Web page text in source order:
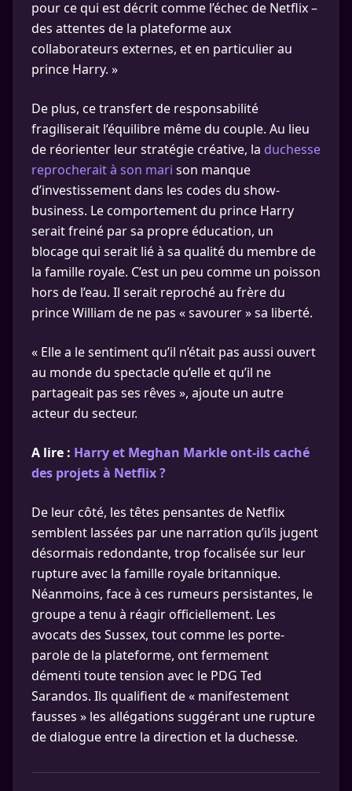
pour ce qui est décrit comme l’échec de Netflix –
des attentes de la plateforme aux
collaborateurs externes, et en particulier au
prince Harry. »
De plus, ce transfert de responsabilité
fragiliserait l’équilibre même du couple. Au lieu
de réorienter leur stratégie créative, la duchesse
reprocherait à son mari son manque
d’investissement dans les codes du show-
business. Le comportement du prince Harry
serait freiné par sa propre éducation, un
blocage qui serait lié à sa qualité du membre de
la famille royale. C’est un peu comme un poisson
hors de l’eau. Il serait reproché au frère du
prince William de ne pas « savourer » sa liberté.
« Elle a le sentiment qu’il n’était pas aussi ouvert
au monde du spectacle qu’elle et qu’il ne
partageait pas ses rêves », ajoute un autre
acteur du secteur.
A lire : Harry et Meghan Markle ont-ils caché
des projets à Netflix ?
De leur côté, les têtes pensantes de Netflix
semblent lassées par une narration qu’ils jugent
désormais redondante, trop focalisée sur leur
rupture avec la famille royale britannique.
Néanmoins, face à ces rumeurs persistantes, le
groupe a tenu à réagir officiellement. Les
avocats des Sussex, tout comme les porte-
parole de la plateforme, ont fermement
démenti toute tension avec le PDG Ted
Sarandos. Ils qualifient de « manifestement
fausses » les allégations suggérant une rupture
de dialogue entre la direction et la duchesse.